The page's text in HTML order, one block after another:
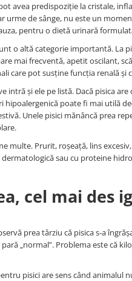
avea predispoziție la cristale,
urme de sânge, nu este un
pentru o dietă urinară
o altă categorie importantă. La
mai frecventă, apetit oscilant,
care pot susține funcția renală și
intră și ele pe listă. Dacă pisica
hipoalergenică poate fi mai utilă
Unele pisici mănâncă prea
multe. Prurit, roșeață, lins
sau cu proteine
cel mai des
prea târziu că pisica s-a
„normal”. Problema este că
pisici are sens când